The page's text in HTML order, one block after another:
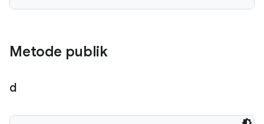
Metode publik
d